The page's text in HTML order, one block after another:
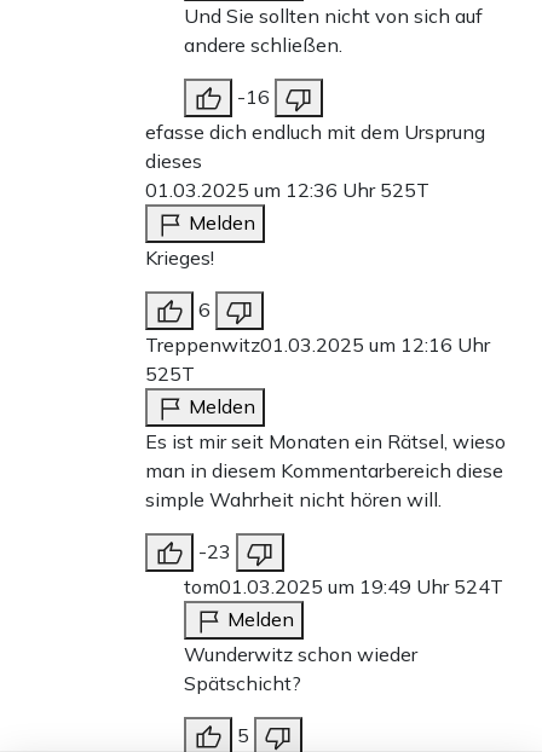
Und Sie sollten nicht von sich auf
andere schließen.
-16
efasse dich endluch mit dem Ursprung
dieses
01.03.2025 um 12:36 Uhr 525T
Melden
Krieges!
6
Treppenwitz01.03.2025 um 12:16 Uhr
525T
Melden
Es ist mir seit Monaten ein Rätsel, wieso
man in diesem Kommentarbereich diese
simple Wahrheit nicht hören will.
-23
tom01.03.2025 um 19:49 Uhr 524T
Melden
Wunderwitz schon wieder
Spätschicht?
5